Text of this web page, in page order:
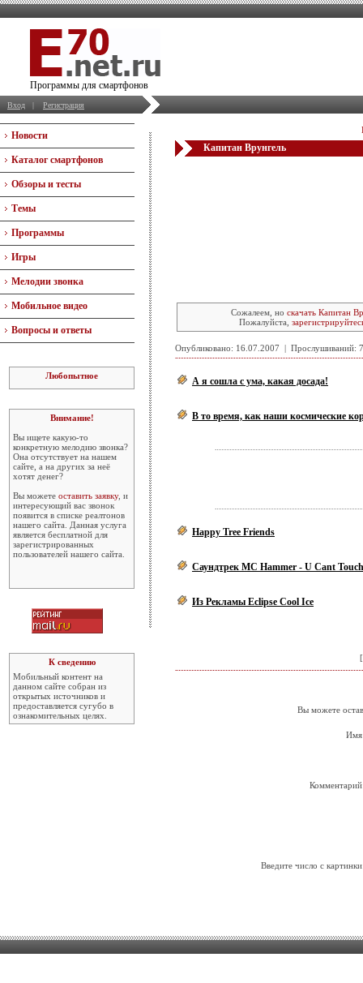
Программы для смартфонов
Вход | Регистрация
Новости
Каталог смартфонов
Обзоры и тесты
Темы
Программы
Игры
Мелодии звонка
Мобильное видео
Вопросы и ответы
Любопытное
Внимание!
Вы ищете какую-то
конкретную мелодию звонка?
Она отсутствует на нашем
сайте, а на других за неё
хотят денег?
Вы можете оставить заявку, и
интересующий вас звонок
появится в списке реалтонов
нашего сайта. Данная услуга
является бесплатной для
зарегистрированных
пользователей нашего сайта.
К сведению
Мобильный контент на
данном сайте собран из
открытых источников и
предоставляется сугубо в
ознакомительных целях.
Капитан Врунгель
Сожалеем, но скачать Капитан
Пожалуйста,
Опубликовано: 16.07.2007 |
А я сошла с ума, какая досада!
В то время, как наши космические
Happy Tree Friends
Саундтрек MC Hammer - U Cant
Из Рекламы Eclipse Cool Ice
[
Вы можете
Введите число с